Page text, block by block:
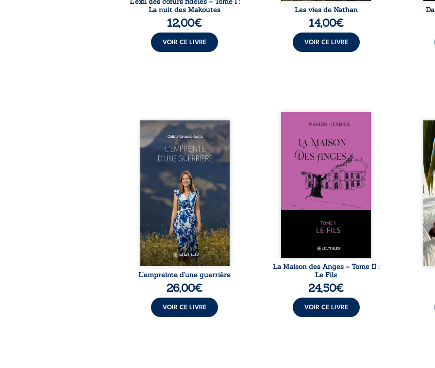
La nuit des Makoutes
12,00€
VOIR CE LIVRE
Les vies de Nathan
14,00€
VOIR CE LIVRE
Que reste-t-il de l’enfance
lorsque la maladie impose ses
propres règles ? L’empreinte
d’une guerrière livre, sans
détour, le récit d’un quotidien
bouleversé par la maladie
chronique, l’errance médicale
et de longues hospitalisations.
L’auteure y raconte ce que les
dossiers médicaux taisent : la
peur, l’isolement, l’épuisement
et le sentiment de ne pas ...
L’empreinte d’une guerrière
26,00€
VOIR CE LIVRE
Nous sommes en 1979, soit 15
patriarche Anatole-Eustache.
La famille devra affronter non
seulement un inconnu qui rôde
autour du domaine et dont
Firmin, le fidèle majordome,
redoute les visites, le passé
encombrant d’Anatole-
Eustache, la malédiction
familiale, mais aussi la toute-
puissance de Gauthier. Mais
comment dompter cet enfant
avant qu’il ...
La Maison des Anges – Tome II :
Le Fils
24,50€
VOIR CE LIVRE
Au
eux,